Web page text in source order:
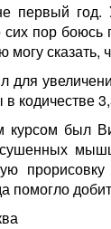
первый год.
сих пор
могу
для
кодичестве
был
прорисовку
помогло